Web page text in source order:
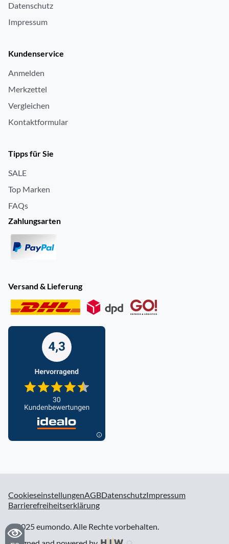
Datenschutz
Impressum
Kundenservice
Anmelden
Merkzettel
Vergleichen
Kontaktformular
Tipps für Sie
SALE
Top Marken
FAQs
Zahlungsarten
Versand & Lieferung
CookieseinstellungenAGBDatenschutzImpressum
Barrierefreiheitserklärung
© 2025 eumondo. Alle Rechte vorbehalten.